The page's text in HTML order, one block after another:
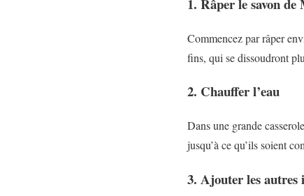
Commencez par râper
fins, qui se dissoudront
2. Chauffer l’eau
Dans une grande
jusqu’à ce qu’ils soient
3. Ajouter les autres